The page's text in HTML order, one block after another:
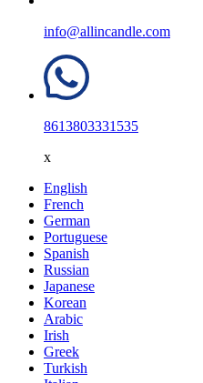
info@allincandle.com
8613803331535
x
English
French
German
Portuguese
Spanish
Russian
Japanese
Korean
Arabic
Irish
Greek
Turkish